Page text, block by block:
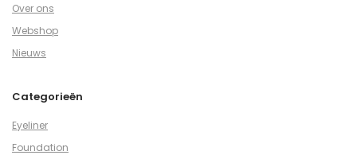
Over ons
Webshop
Nieuws
Categorieën
Eyeliner
Foundation